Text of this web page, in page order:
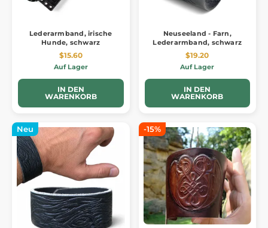
Lederarmband, irische
Hunde, schwarz
$15.60
Auf Lager
IN DEN
WARENKORB
Neuseeland - Farn,
Lederarmband, schwarz
$19.20
Auf Lager
IN DEN
WARENKORB
Neu -15%